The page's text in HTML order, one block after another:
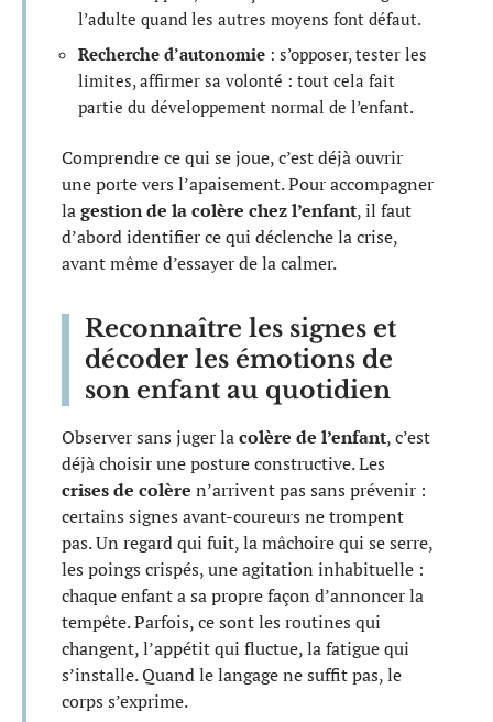
l’adulte quand les autres moyens font défaut.
Recherche d’autonomie : s’opposer, tester les
limites, affirmer sa volonté : tout cela fait
partie du développement normal de l’enfant.
Comprendre ce qui se joue, c’est déjà ouvrir
une porte vers l’apaisement. Pour accompagner
lagestion de la colère chez l’enfant, il faut
d’abord identifier ce qui déclenche la crise,
avant même d’essayer de la calmer.
Reconnaître les signes et
décoder les émotions de
son enfant au quotidien
Observer sans juger lacolère de l’enfant, c’est
déjà choisir une posture constructive. Les
crises de colère n’arrivent pas sans prévenir :
certains signes avant-coureurs ne trompent
pas. Un regard qui fuit, la mâchoire qui se serre,
les poings crispés, une agitation inhabituelle :
chaque enfant a sa propre façon d’annoncer la
tempête. Parfois, ce sont les routines qui
changent, l’appétit qui fluctue, la fatigue qui
s’installe. Quand le langage ne suffit pas, le
corps s’exprime.